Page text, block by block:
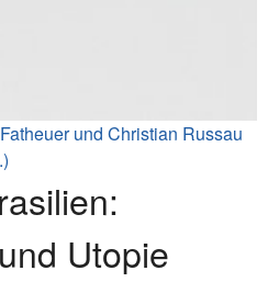
und Christian Russau
Utopie